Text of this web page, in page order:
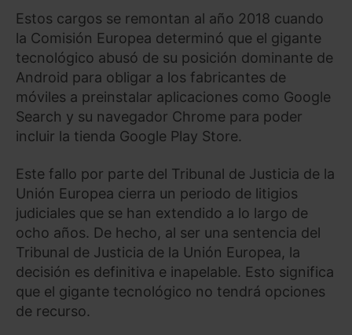
Estos cargos se remontan al año 2018 cuando
la Comisión Europea determinó que el gigante
tecnológico abusó de su posición dominante de
Android para obligar a los fabricantes de
móviles a preinstalar aplicaciones como Google
Search y su navegador Chrome para poder
incluir la tienda Google Play Store.
Este fallo por parte del Tribunal de Justicia de la
Unión Europea cierra un periodo de litigios
judiciales que se han extendido a lo largo de
ocho años. De hecho, al ser una sentencia del
Tribunal de Justicia de la Unión Europea, la
decisión es definitiva e inapelable. Esto significa
que el gigante tecnológico no tendrá opciones
de recurso.